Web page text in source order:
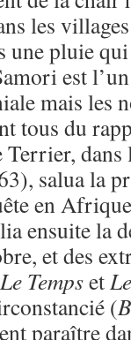
les
une pluie
est
mais les
tous du
dans
salua la
en
ensuite la
et des
Le Tempset
(
paraître